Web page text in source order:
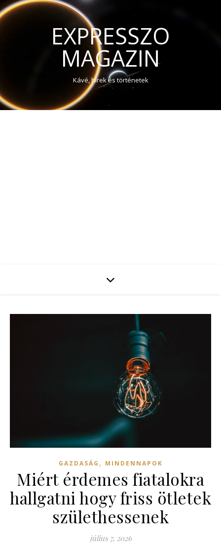
EXPRESSZO
MAGAZIN
Kávé, hírek és történetek
GAZDASÁG , MINDENNAPOK
Miért érdemes fiatalokra
hallgatni hogy friss ötletek
születhessenek
július 7, 2026